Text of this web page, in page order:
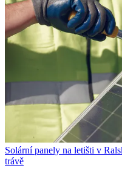
Solární panely na letišti v
trávě